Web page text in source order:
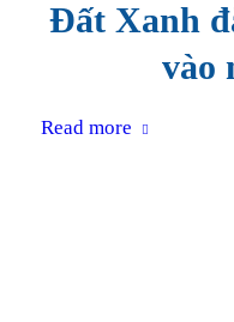
Đất Xanh
vào
Read more